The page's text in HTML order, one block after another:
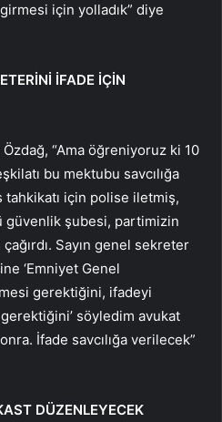
için yolladık” diye
İFADE İÇİN
Özdağ, “Ama öğreniyoruz ki 10
bu mektubu savcılığa
tahkikatı için polise iletmiş,
güvenlik şubesi, partimizin
Sayın genel sekreter
‘Emniyet Genel
gerektiğini, ifadeyi
söyledim avukat
İfade savcılığa verilecek”
DÜZENLEYECEK